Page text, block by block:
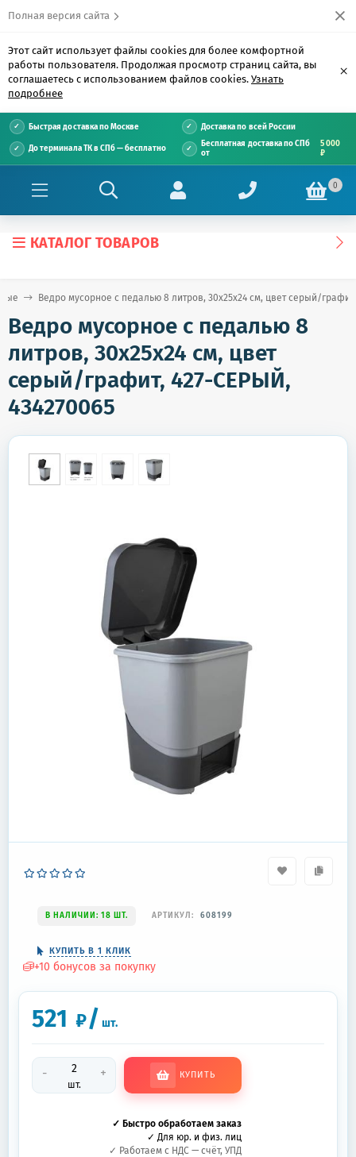
Полная версия сайта
Этот сайт использует файлы cookies для более комфортной
работы пользователя. Продолжая просмотр страниц сайта, вы
соглашаетесь с использованием файлов cookies. Узнать
подробнее
×
Быстрая доставка по Москве Доставка по всей России
До терминала ТК в СПб — бесплатно
Бесплатная доставка по СПб
от
5 000
₽
0
КАТАЛОГ ТОВАРОВ
Ведро мусорное с педалью 8 литров, 30х25х24 см, цвет серый/
Ведро мусорное с педалью 8
литров, 30х25х24 см, цвет
серый/графит, 427-СЕРЫЙ,
434270065
В НАЛИЧИИ: 18 ШТ. АРТИКУЛ: 608199
КУПИТЬ В 1 КЛИК
+10 бонусов за покупку
521 ₽/ шт.
-
шт.
+ КУПИТЬ
✓ Быстро обработаем заказ
✓ Для юр. и физ. лиц
✓ Работаем с НДС — счёт, УПД